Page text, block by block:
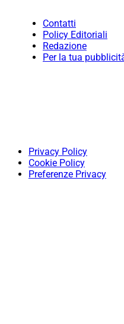
Contatti
Policy Editoriali
Redazione
Per la tua
Privacy Policy
Cookie Policy
Preferenze Privacy